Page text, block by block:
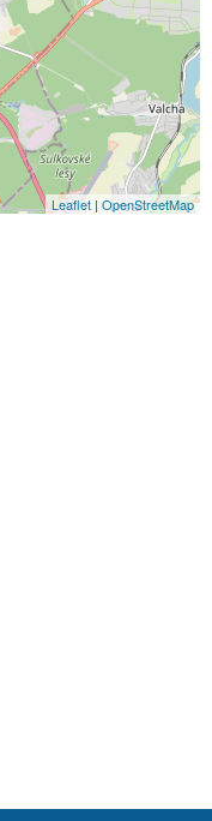
Leaflet | OpenStreetMap